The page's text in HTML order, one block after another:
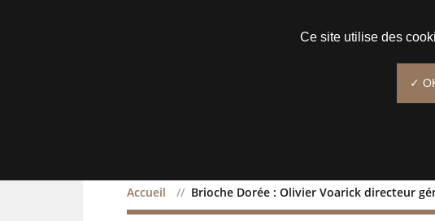
Accueil Brioche Dorée : Olivier Voarick directeur
Brioche Dorée : Olivier Voarick
Ce site utilise des
✓